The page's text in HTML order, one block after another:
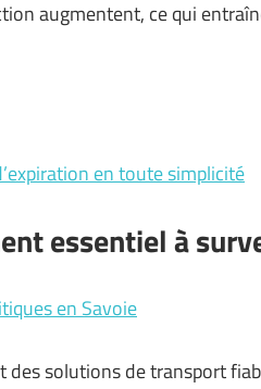
augmentent, ce qui
en toute simplicité
essentiel à
en Savoie
des solutions de transport